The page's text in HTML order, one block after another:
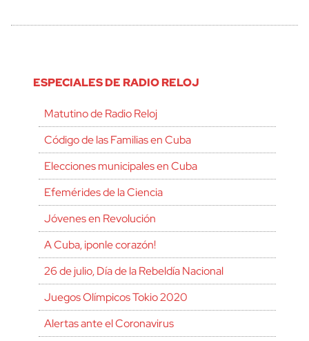
ESPECIALES DE RADIO RELOJ
Matutino de Radio Reloj
Código de las Familias en Cuba
Elecciones municipales en Cuba
Efemérides de la Ciencia
Jóvenes en Revolución
A Cuba, ¡ponle corazón!
26 de julio, Día de la Rebeldía Nacional
Juegos Olímpicos Tokio 2020
Alertas ante el Coronavirus